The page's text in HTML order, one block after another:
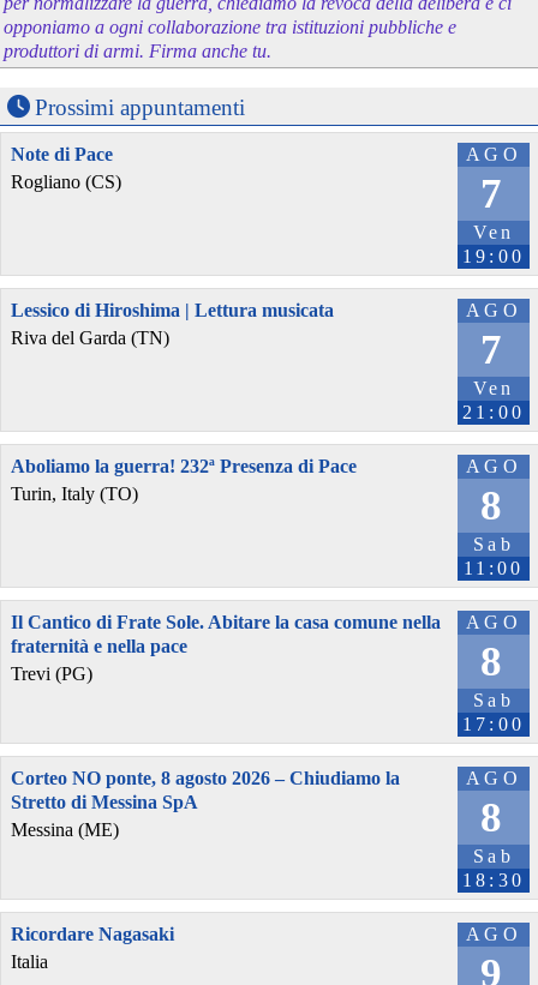
opponiamo a ogni collaborazione tra istituzioni pubbliche e
produttori di armi. Firma anche tu.
Prossimi appuntamenti
AGO
7
Ven
19:00
Note di Pace
Rogliano (CS)
AGO
7
Ven
21:00
Lessico di Hiroshima | Lettura musicata
Riva del Garda (TN)
AGO
8
Sab
11:00
Aboliamo la guerra! 232ª Presenza di Pace
Turin, Italy (TO)
AGO
8
Sab
17:00
Il Cantico di Frate Sole. Abitare la casa comune nella
fraternità e nella pace
Trevi (PG)
AGO
8
Sab
18:30
Corteo NO ponte, 8 agosto 2026 – Chiudiamo la
Stretto di Messina SpA
Messina (ME)
AGO
9
Ricordare Nagasaki
Italia